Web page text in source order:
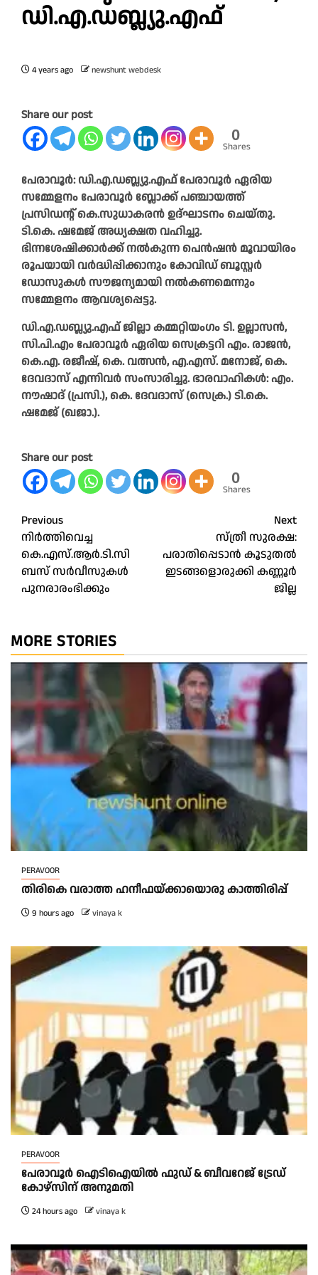
ഡി.എ.ഡബ്ല്യു.എഫ്
4 years ago newshunt webdesk
Share our post
0
Shares
പേരാവൂർ: ഡി.എ.ഡബ്ല്യു.എഫ് പേരാവൂർ ഏരിയ
സമ്മേളനം പേരാവൂർ ബ്ലോക്ക് പഞ്ചായത്ത്
പ്രസിഡന്റ് കെ.സുധാകരൻ ഉദ്ഘാടനം ചെയ്തു.
ടി.കെ. ഷമേജ് അധ്യക്ഷത വഹിച്ചു.
ഭിന്നശേഷിക്കാർക്ക് നൽകുന്ന പെൻഷൻ മൂവായിരം
രൂപയായി വർദ്ധിപ്പിക്കാനും കോവിഡ് ബൂസ്റ്റർ
ഡോസുകൾ സൗജന്യമായി നൽകണമെന്നും
സമ്മേളനം ആവശ്യപ്പെട്ടു.
ഡി.എ.ഡബ്ല്യു.എഫ് ജില്ലാ കമ്മറ്റിയംഗം ടി. ഉല്ലാസൻ,
സി.പി.എം പേരാവൂർ ഏരിയ സെക്രട്ടറി എം. രാജൻ,
കെ.എ. രജീഷ്, കെ. വത്സൻ, എ.എസ്. മനോജ്, കെ.
ദേവദാസ് എന്നിവർ സംസാരിച്ചു. ഭാരവാഹികൾ: എം.
നൗഷാദ് (പ്രസി.), കെ. ദേവദാസ് (സെക്ര.) ടി.കെ.
ഷമേജ് (ഖജാ.).
Share our post
0
Shares
Post
navigation
Previous
നിർത്തിവെച്ച
കെ.എസ്.ആർ.ടി.സി
ബസ് സർവീസുകൾ
പുനരാരംഭിക്കും
Next
സ്ത്രീ സുരക്ഷ:
പരാതിപ്പെടാൻ കൂടുതൽ
ഇടങ്ങളൊരുക്കി കണ്ണൂർ
ജില്ല
MORE STORIES
PERAVOOR
തിരികെ വരാത്ത ഹനീഫയ്ക്കായൊരു കാത്തിരിപ്പ്
9 hours ago vinaya k
PERAVOOR
പേരാവൂർ ഐടിഐയിൽ ഫുഡ് & ബീവറേജ് ട്രേഡ്
കോഴ്സിന് അനുമതി
24 hours ago vinaya k